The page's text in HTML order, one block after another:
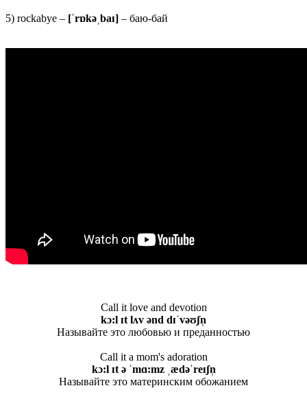
5) rockabye – [ˈrɒkəˌbaɪ] – баю-бай
Call it love and devotion
kɔ:l ɪt lʌv ənd dɪˈvəʊʃn̩
Называйте это любовью и преданностью
Call it a mom's adoration
kɔ:l ɪt ə ˈmɑ:mz ˌædəˈreɪʃn̩
Называйте это материнским обожанием